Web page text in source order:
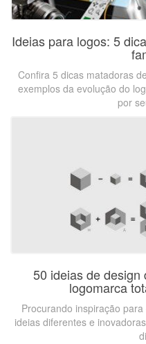
Ideias para logos: 5
Confira 5 dicas matadoras
exemplos da evolução do
por
50 ideias de design
logomarca
Procurando inspiração
ideias diferentes e